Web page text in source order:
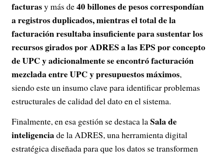
facturasy más de40 billones de pesos correspondían
a registros duplicados, mientras el total de la
facturación resultaba insuficiente para sustentar los
recursos girados por ADRES a las EPS por concepto
de UPC y adicionalmente se encontró facturación
mezclada entre UPC y presupuestos máximos,
siendo este un insumo clave para identificar problemas
estructurales de calidad del dato en el sistema.
Finalmente, en esa gestión se destaca laSala de
inteligenciade la ADRES, una herramienta digital
estratégica diseñada para que los datos se transformen